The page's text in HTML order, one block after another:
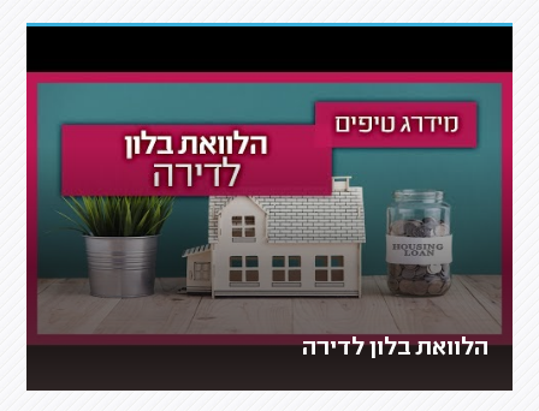
הלוואת בלון לדירה